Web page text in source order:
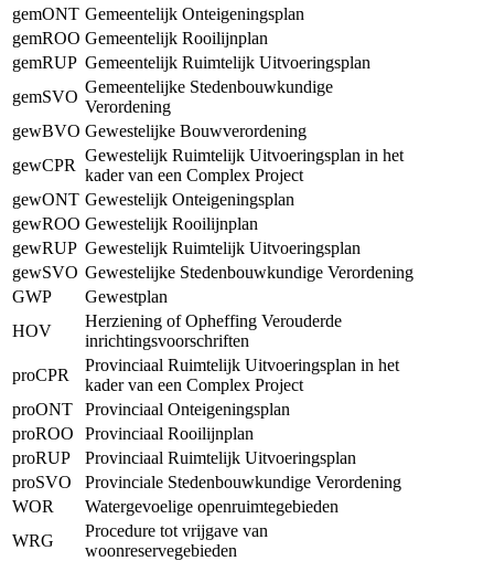
gemONT Gemeentelijk Onteigeningsplan
gemROO Gemeentelijk Rooilijnplan
gemRUP Gemeentelijk Ruimtelijk Uitvoeringsplan
gemSVO
Gemeentelijke Stedenbouwkundige
Verordening
gewBVO Gewestelijke Bouwverordening
gewCPR
Gewestelijk Ruimtelijk Uitvoeringsplan in het
kader van een Complex Project
gewONT Gewestelijk Onteigeningsplan
gewROO Gewestelijk Rooilijnplan
gewRUP Gewestelijk Ruimtelijk Uitvoeringsplan
gewSVO Gewestelijke Stedenbouwkundige Verordening
GWP
Gewestplan
HOV
Herziening of Opheffing Verouderde
inrichtingsvoorschriften
proCPR
Provinciaal Ruimtelijk Uitvoeringsplan in het
kader van een Complex Project
proONT
Provinciaal Onteigeningsplan
proROO
Provinciaal Rooilijnplan
proRUP
Provinciaal Ruimtelijk Uitvoeringsplan
proSVO
Provinciale Stedenbouwkundige Verordening
WOR
Watergevoelige openruimtegebieden
WRG
Procedure tot vrijgave van
woonreservegebieden